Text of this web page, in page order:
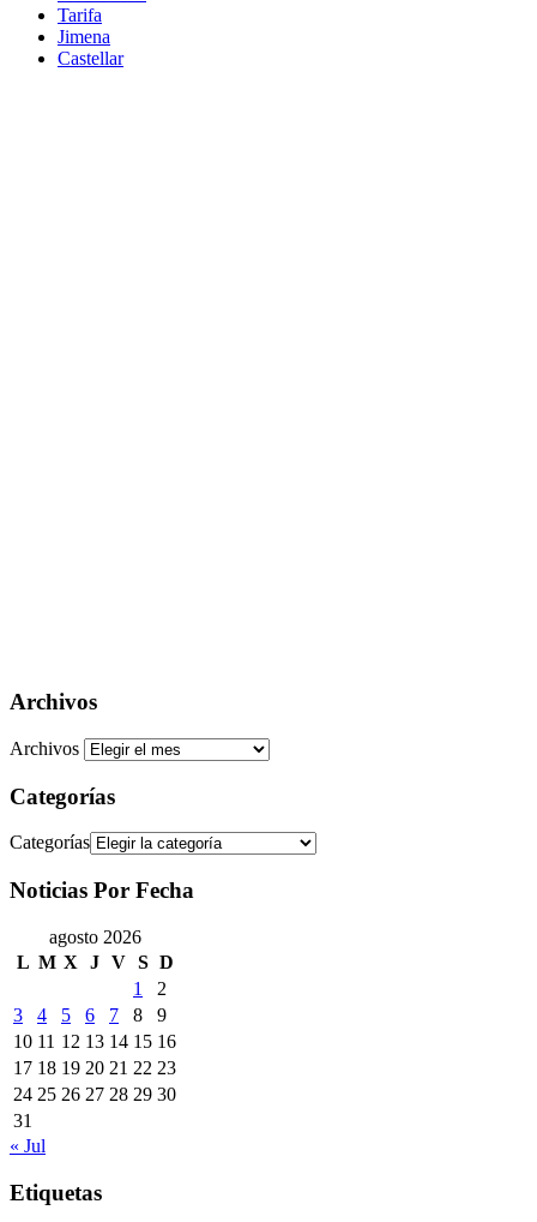
Tarifa
Jimena
Castellar
Archivos
Archivos
Categorías
Categorías
Noticias Por Fecha
agosto 2026
L M X J V S D
1
2
3
4 5 6 7 8
9
10 11 12 13 14 15 16
17 18 19 20 21 22 23
24 25 26 27 28 29 30
31
« Jul
Etiquetas